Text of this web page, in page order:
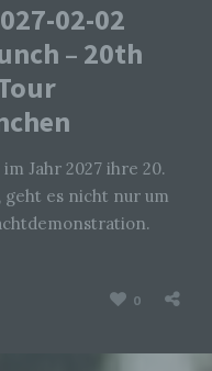
02-02
– 20th
Jahr 2027 ihre 20.
es nicht nur um
0